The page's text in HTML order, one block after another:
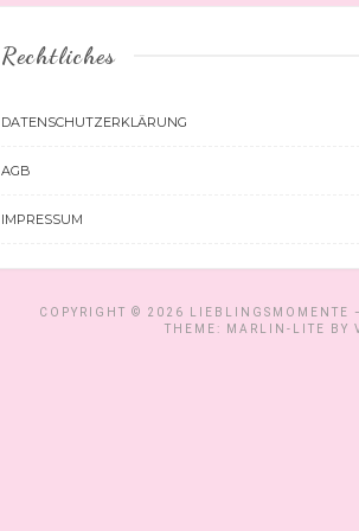
Rechtliches
DATENSCHUTZERKLÄRUNG
AGB
IMPRESSUM
COPYRIGHT © 2026
LIEBLINGSMOMENTE
THEME: MARLIN-LITE BY